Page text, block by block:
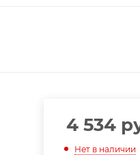
4 534
Нет в наличии